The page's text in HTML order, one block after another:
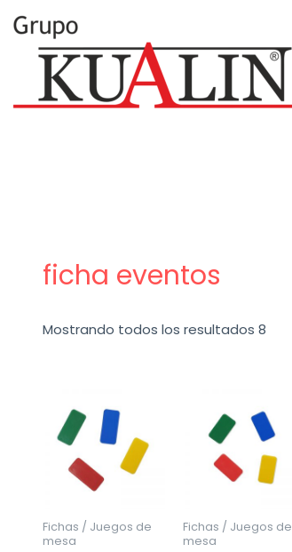
ficha eventos
Mostrando todos los resultados 8
Fichas / Juegos de
mesa
Fichas / Juegos de
mesa